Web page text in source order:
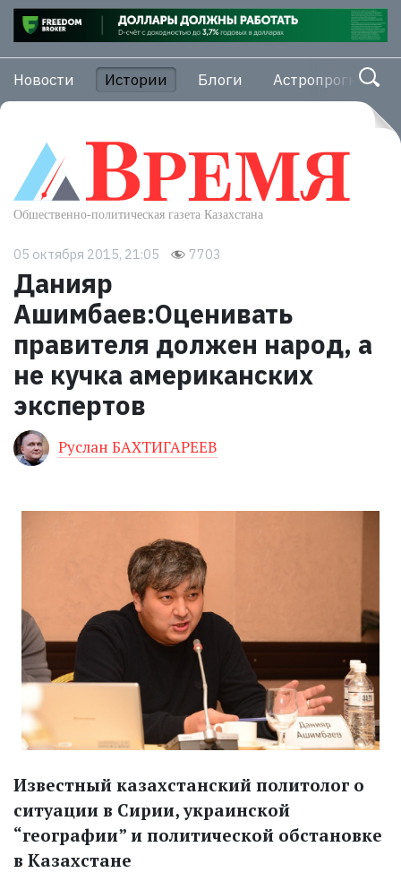
Новости Истории Блоги Астропрогноз
05 октября 2015, 21:05 7703
Данияр
Ашимбаев:Оценивать
правителя должен народ, а
не кучка американских
экспертов
Руслан БАХТИГАРЕЕВ
Известный казахстанский политолог о
ситуации в Сирии, украинской
“географии” и политической обстановке
в Казахстане